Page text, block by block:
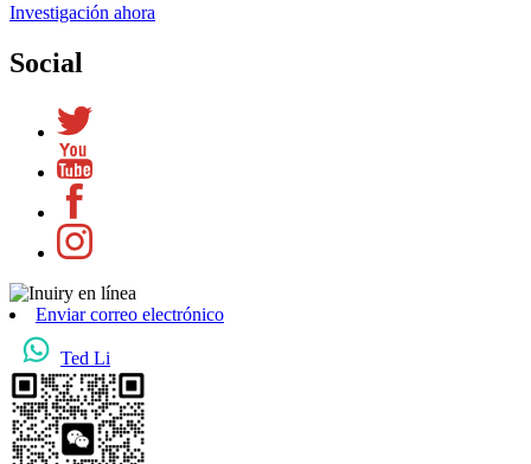
Investigación ahora
Social
Enviar correo electrónico
Ted Li